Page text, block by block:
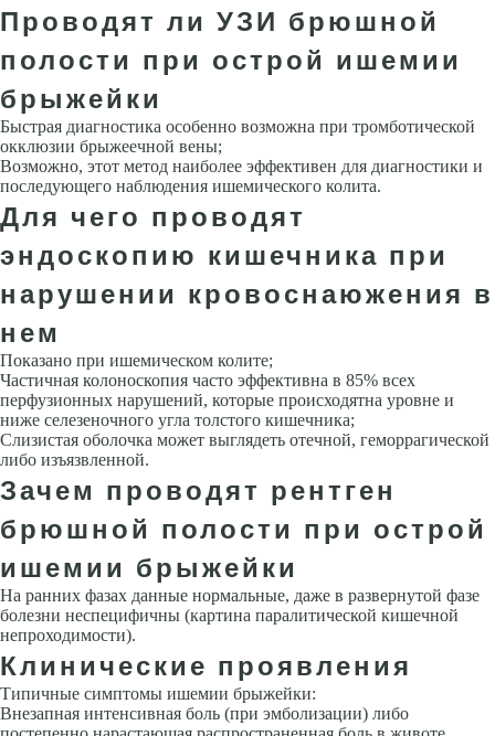
Проводят ли УЗИ брюшной
полости при острой ишемии
брыжейки
Быстрая диагностика особенно возможна при тромботической
окклюзии брыжеечной вены;
Возможно, этот метод наиболее эффективен для диагностики и
последующего наблюдения ишемического колита.
Для чего проводят
эндоскопию кишечника при
нарушении кровоснаюжения в
нем
Показано при ишемическом колите;
Частичная колоноскопия часто эффективна в 85% всех
перфузионных нарушений, которые происходятна уровне и
ниже селезеночного угла толстого кишечника;
Слизистая оболочка может выглядеть отечной, геморрагической
либо изъязвленной.
Зачем проводят рентген
брюшной полости при острой
ишемии брыжейки
На ранних фазах данные нормальные, даже в развернутой фазе
болезни неспецифичны (картина паралитической кишечной
непроходимости).
Клинические проявления
Типичные симптомы ишемии брыжейки:
Внезапная интенсивная боль (при эмболизации) либо